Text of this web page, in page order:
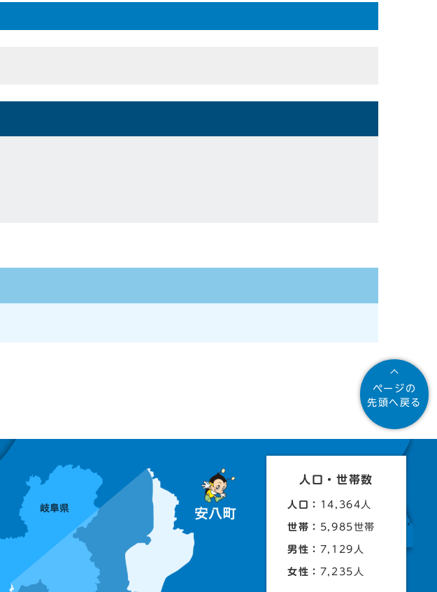
ページの
先頭へ戻る
人口・世帯数
人口： 14,364人
世帯： 5,985世帯
男性： 7,129人
女性： 7,235人